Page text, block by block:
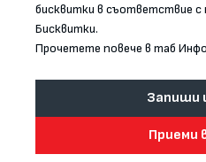
бисквитки в съответствие
Бисквитки.
Прочетете повече в таб
Запиши
Приеми